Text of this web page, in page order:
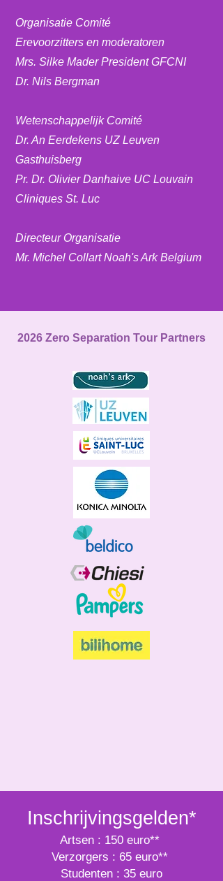
Organisatie Comité
Erevoorzitters en moderatoren
Mrs. Silke Mader President GFCNI
Dr. Nils Bergman
Wetenschappelijk Comité
Dr. An Eerdekens UZ Leuven
Gasthuisberg
Pr. Dr. Olivier Danhaive UC Louvain
Cliniques St. Luc
Directeur Organisatie
Mr. Michel Collart Noah's Ark Belgium
2026 Zero Separation Tour Partners
Inschrijvingsgelden*
Artsen : 150 euro**
Verzorgers : 65 euro**
Studenten : 35 euro